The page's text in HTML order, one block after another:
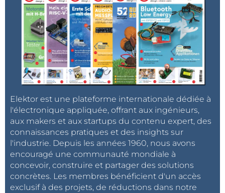
Elektor est une plateforme internationale dédiée à
l'électronique appliquée, offrant aux ingénieurs,
aux makers et aux startups du contenu expert, des
connaissances pratiques et des insights sur
l'industrie. Depuis les années 1960, nous avons
encouragé une communauté mondiale à
concevoir, construire et partager des solutions
concrètes. Les membres bénéficient d'un accès
exclusif à des projets, de réductions dans notre